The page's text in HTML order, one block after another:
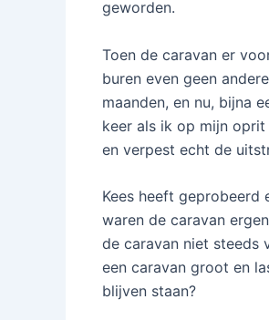
geworden.
Toen de caravan er
buren even geen
maanden, en nu, bijna
keer als ik op mijn oprit
en verpest echt de
Kees heeft
waren de caravan
de caravan niet steeds
een caravan groot en
blijven staan?